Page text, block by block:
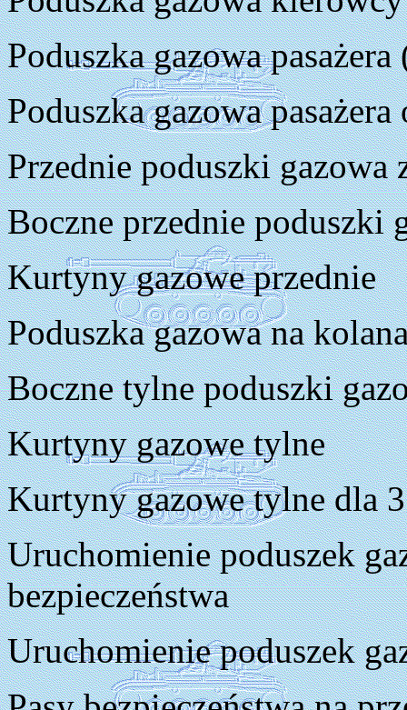
Poduszka gazowa pasażera
Poduszka gazowa pasażera
Przednie poduszki gazowa
Boczne przednie poduszki
Kurtyny gazowe przednie
Poduszka gazowa na
Boczne tylne poduszki
Kurtyny gazowe tylne
Kurtyny gazowe tylne dla
Uruchomienie poduszek
bezpieczeństwa
Uruchomienie poduszek